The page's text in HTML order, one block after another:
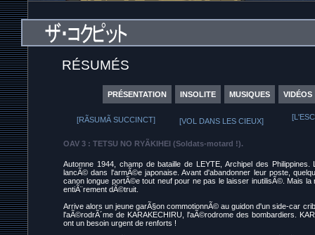
RÉSUMÉS
PRÉSENTATION INSOLITE MUSIQUES VIDÉOS
[RÃSUMÃ SUCCINCT] [VOL DANS LES CIEUX]
OAV 3 : TETSU NO RYÃKIHEI (Soldats-motard !).
Automne 1944, champ de bataille de LEYTE, Archipel des
lancÃ© dans l'armÃ©e japonaise. Avant d'abandonner leur poste,
canon longue portÃ©e tout neuf pour ne pas le laisser inutilisÃ©. Mais
entiÃ¨rement dÃ©truit.
Arrive alors un jeune garÃ§on commotionnÃ© au guidon d'un side-car
l'aÃ©rodrÃ´me de KARAKECHIRU, l'aÃ©rodrome des bombardiers.
ont un besoin urgent de renforts !